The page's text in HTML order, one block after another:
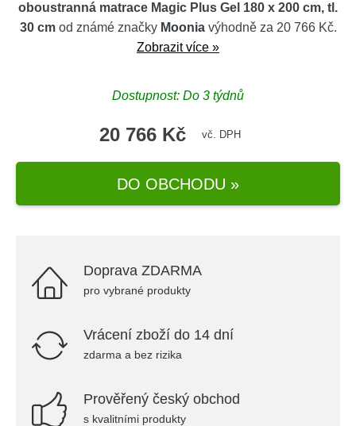
oboustranná matrace Magic Plus Gel 180 x 200 cm, tl.
30 cmod známé značky Mooniavýhodně za 20 766 Kč.
Zobrazit více »
Dostupnost: Do 3 týdnů
20 766 Kč vč. DPH
DO OBCHODU »
Doprava ZDARMA
pro vybrané produkty
Vrácení zboží do 14 dní
zdarma a bez rizika
Prověřený český obchod
s kvalitními produkty